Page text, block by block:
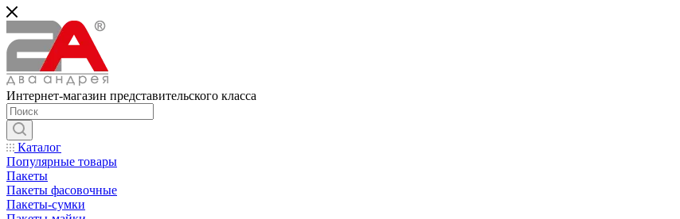
Интернет-магазин представительского класса
Каталог
Популярные товары
Пакеты
Пакеты фасовочные
Пакеты-сумки